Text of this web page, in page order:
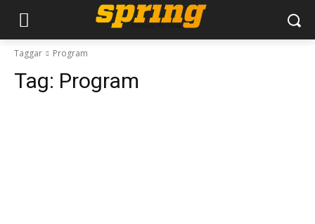
Taggar Program
Tag: Program